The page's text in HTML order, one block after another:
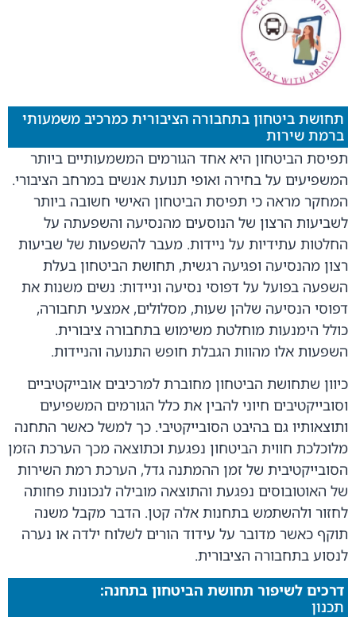
תחושת ביטחון בתחבורה הציבורית כמרכיב משמעותי
ברמת שירות
תפיסת הביטחון היא אחד הגורמים המשמעותיים ביותר
המשפיעים על בחירה ואופי תנועת אנשים במרחב הציבורי.
המחקר מראה כי תפיסת הביטחון האישי חשובה ביותר
לשביעות הרצון של הנוסעים מהנסיעה והשפעתה על
החלטות עתידיות על ניידות. מעבר להשפעות של שביעות
רצון מהנסיעה ופגיעה רגשית, תחושת הביטחון בעלת
השפעה בפועל על דפוסי נסיעה וניידות: נשים משנות את
דפוסי הנסיעה שלהן שעות, מסלולים, אמצעי תחבורה,
כולל הימנעות מוחלטת משימוש בתחבורה ציבורית.
השפעות אלו מהוות הגבלת חופש התנועה והניידות.
כיוון שתחושת הביטחון מחוברת למרכיבים אובייקטיביים
וסובייקטיבים חיוני להבין את כלל הגורמים המשפיעים
ותוצאותיו גם בהיבט הסובייקטיבי. כך למשל כאשר התחנה
מלוכלכת חווית הביטחון נפגעת וכתוצאה מכך הערכת הזמן
הסובייקטיבית של זמן ההמתנה גדל, הערכת רמת השירות
של האוטובוסים נפגעת והתוצאה מובילה לנכונות פחותה
לחזור ולהשתמש בתחנות אלה קטן. הדבר מקבל משנה
תוקף כאשר מדובר על עידוד הורים לשלוח ילדה או נערה
לנסוע בתחבורה הציבורית.
דרכים לשיפור תחושת הביטחון בתחנה:
תכנון